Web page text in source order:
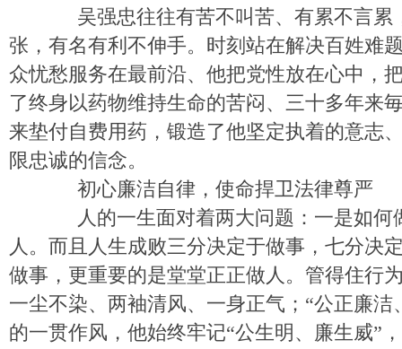
吴强忠往往有苦不叫苦、有累不言累
张，有名有利不伸手。时刻站在解决百姓难
众忧愁服务在最前沿、他把党性放在心中，
了终身以药物维持生命的苦闷、三十多年来
来垫付自费用药，锻造了他坚定执着的意志
限忠诚的信念。
初心廉洁自律，使命捍卫法律尊严
人的一生面对着两大问题：一是如何
人。而且人生成败三分决定于做事，七分决
做事，更重要的是堂堂正正做人。管得住行
一尘不染、两袖清风、一身正气；“公正廉洁
的一贯作风，他始终牢记“公生明、廉生威”